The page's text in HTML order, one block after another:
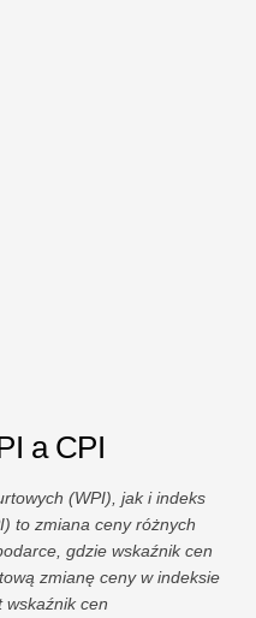
a CPI
(WPI), jak i indeks
to zmiana ceny różnych
gdzie wskaźnik cen
zmianę ceny w indeksie
wskaźnik cen